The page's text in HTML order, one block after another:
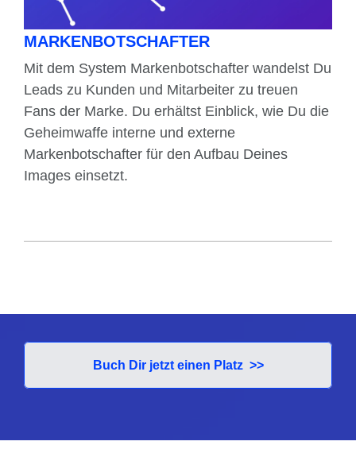
MARKENBOTSCHAFTER
Mit dem System Markenbotschafter wandelst Du
Leads zu Kunden und Mitarbeiter zu treuen
Fans der Marke. Du erhältst Einblick, wie Du die
Geheimwaffe interne und externe
Markenbotschafter für den Aufbau Deines
Images einsetzt.
Buch Dir jetzt einen Platz >>